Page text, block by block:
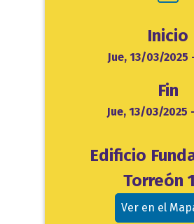
Inicio
Jue, 13/03/2025
Fin
Jue, 13/03/2025
Ubicación
Edificio
Torreón
Ver en el